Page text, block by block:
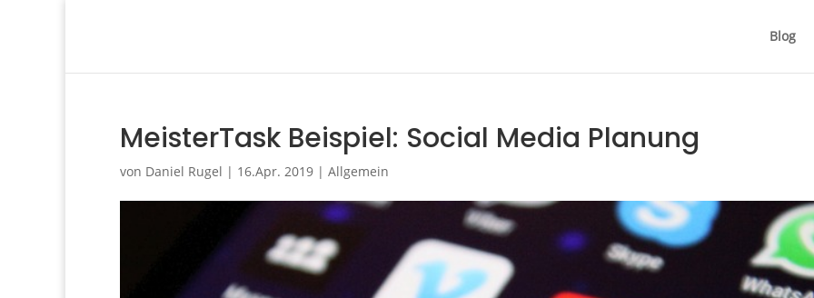
Blog
MeisterTask Beispiel: Social Media Planung
von Daniel Rugel | 16.Apr. 2019 | Allgemein